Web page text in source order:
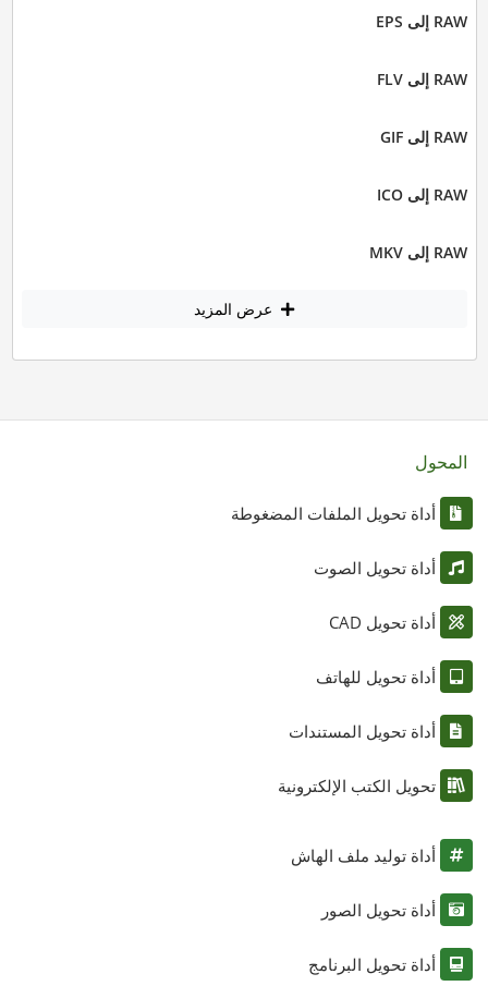
RAW إلى EPS
RAW إلى FLV
RAW إلى GIF
RAW إلى ICO
RAW إلى MKV
عرض المزيد
المحول
أداة تحويل الملفات المضغوطة
أداة تحويل الصوت
أداة تحويل CAD
أداة تحويل للهاتف
أداة تحويل المستندات
تحويل الكتب الإلكترونية
أداة توليد ملف الهاش
أداة تحويل الصور
أداة تحويل البرنامج